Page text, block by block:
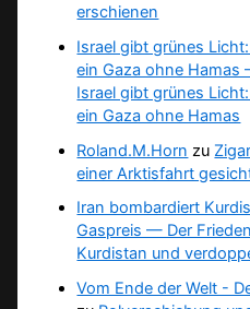
erschienen
Israel gibt grünes
ein Gaza ohne
Israel gibt grünes
ein Gaza ohne Hamas
Roland.M.Horn zu
einer Arktisfahrt
Iran bombardiert
Gaspreis — Der
Kurdistan und
Vom Ende der Welt -